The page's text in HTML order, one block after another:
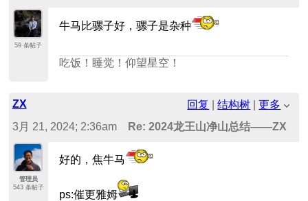
59 条帖子
牛马比骡子好，骡子是杂种
吃饭！睡觉！仰望星空！
ZX 回复 |结构树 |更多
3月 21, 2024; 2:36am
Re: 2024龙王山净山总结——ZX
管理员
543 条帖子
好的，焦牛马
ps:催更雅姆